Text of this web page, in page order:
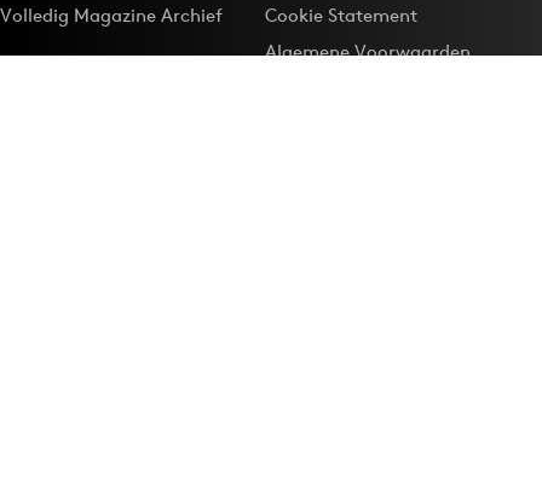
Volledig Magazine Archief
Cookie Statement
Algemene Voorwaarden